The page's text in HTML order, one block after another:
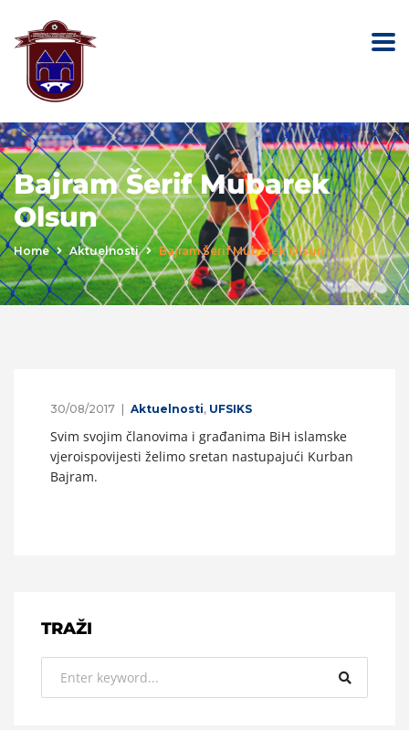
Bajram Šerif Mubarek
Olsun
Home Aktuelnosti Bajram Šerif Mubarek Olsun
30/08/2017 Aktuelnosti, UFSIKS
Svim svojim članovima i građanima BiH islamske
vjeroispovijesti želimo sretan nastupajući Kurban
Bajram.
TRAŽI